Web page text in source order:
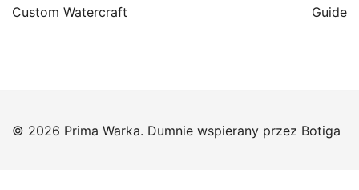
Custom Watercraft
Guide
© 2026 Prima Warka. Dumnie wspierany przez Botiga